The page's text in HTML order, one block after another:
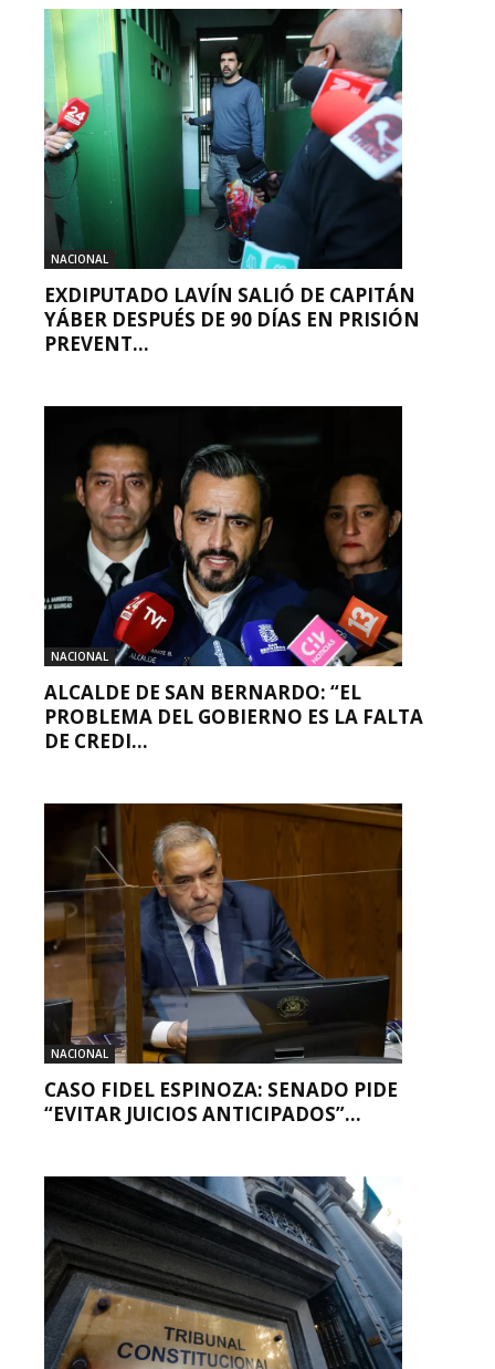
NACIONAL
EXDIPUTADO LAVÍN SALIÓ DE CAPITÁN
YÁBER DESPUÉS DE 90 DÍAS EN PRISIÓN
PREVENT...
NACIONAL
ALCALDE DE SAN BERNARDO: “EL
PROBLEMA DEL GOBIERNO ES LA FALTA
DE CREDI...
NACIONAL
CASO FIDEL ESPINOZA: SENADO PIDE
“EVITAR JUICIOS ANTICIPADOS”...